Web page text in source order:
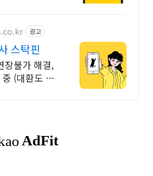
광고
스탁핀
장불가 해결,
(대환도 가